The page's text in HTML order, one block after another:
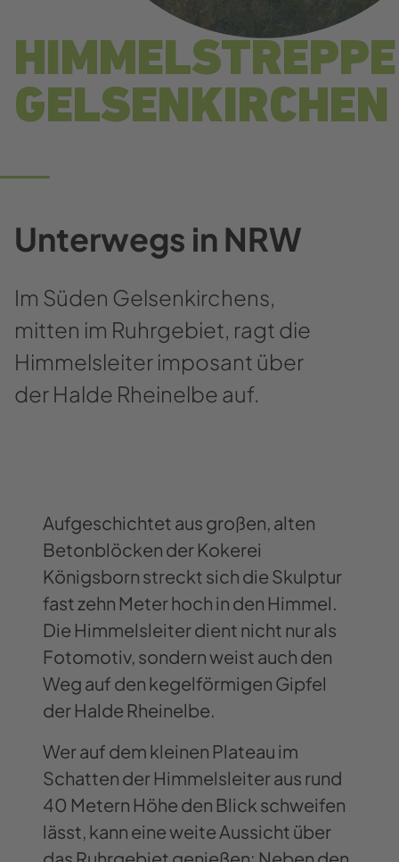
HIMMELSTREPPE
GELSENKIRCHEN
Unterwegs in NRW
Im Süden Gelsenkirchens,
mitten im Ruhrgebiet, ragt die
Himmelsleiter imposant über
der Halde Rheinelbe auf.
Aufgeschichtet aus großen, alten
Betonblöcken der Kokerei
Königsborn streckt sich die Skulptur
fast zehn Meter hoch in den Himmel.
Die Himmelsleiter dient nicht nur als
Fotomotiv, sondern weist auch den
Weg auf den kegelförmigen Gipfel
der Halde Rheinelbe.
Wer auf dem kleinen Plateau im
Schatten der Himmelsleiter aus rund
40 Metern Höhe den Blick schweifen
lässt, kann eine weite Aussicht über